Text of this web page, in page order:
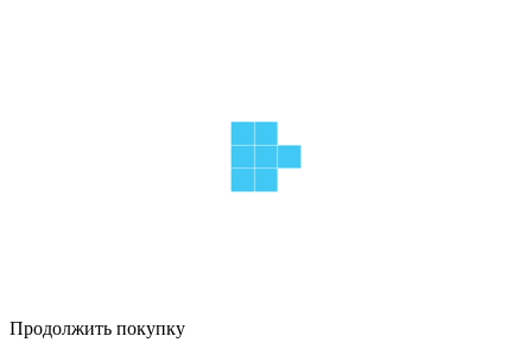
Продолжить покупку